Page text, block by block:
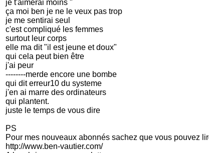
je t'aimerai moins "
ça moi ben je ne le veux pas trop
je me sentirai seul
c'est compliqué les femmes
surtout leur corps
elle ma dit "il est jeune et doux"
qui cela peut bien être
j'ai peur
--------merde encore une bombe
qui dit erreur10 du systeme
j'en ai marre des ordinateurs
qui plantent.
juste le temps de vous dire
PS
Pour mes nouveaux abonnés sachez que vous pouvez
http://www.ben-vautier.com/